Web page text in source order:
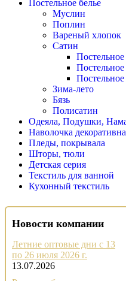
Постельное белье
Муслин
Поплин
Вареный хлопок
Сатин
Постельное
Зима-лето
Бязь
Полисатин
Одеяла, Подушки,
Наволочка
Пледы, покрывала
Шторы, тюли
Детская серия
Текстиль для ванной
Кухонный текстиль
Новости компании
Летние оптовые дни с 13
по 26 июля 2026 г.
13.07.2026